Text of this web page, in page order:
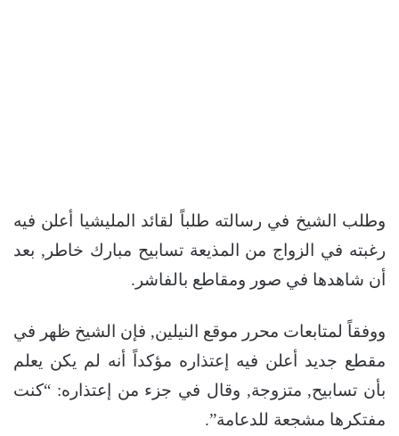
وطلب الشيخ في رسالته طلباً لقائد المليشيا أعلن فيه
رغبته في الزواج من المذيعة تسابيح مبارك خاطر, بعد
أن شاهدها في صور ومقاطع بالفاشر.
ووفقاً لمتابعات محرر موقع النيلين, فإن الشيخ ظهر في
مقطع جديد أعلن فيه إعتذاره مؤكداً أنه لم يكن يعلم
بأن تسابيح, متزوجة, وقال في جزء من إعتذاره: “كنت
مفتكرها مشجعة للدعامة”.